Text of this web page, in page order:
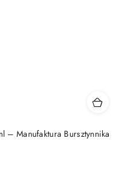
– Manufaktura Bursztynnika